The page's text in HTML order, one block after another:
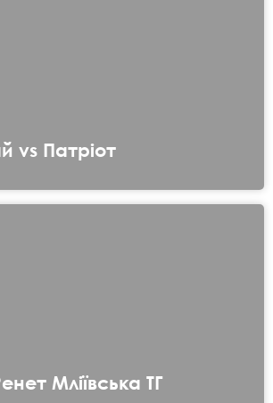
vs Патріот
Мліївська ТГ